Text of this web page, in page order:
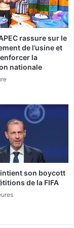
rassure sur le
de l’usine et
la
nationale
son boycott
de la FIFA